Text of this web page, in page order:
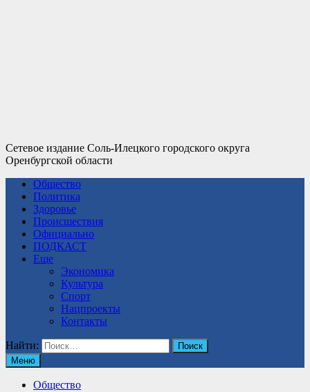
Сетевое издание Соль-Илецкого городского округа
Оренбургской области
Общество
Политика
Здоровье
Происшествия
Официально
ПОДКАСТ
Еще
Экономика
Культура
Спорт
Нацпроекты
Контакты
Найти:
Меню
Общество